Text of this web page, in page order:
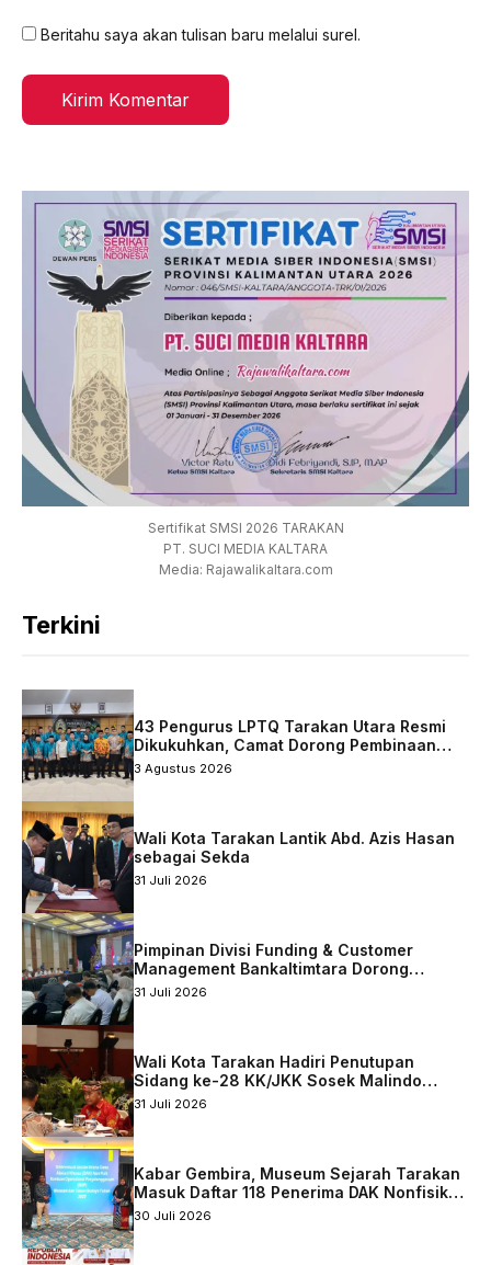
Beritahu saya akan tulisan baru melalui surel.
Sertifikat SMSI 2026 TARAKAN
PT. SUCI MEDIA KALTARA
Media: Rajawalikaltara.com
Terkini
43 Pengurus LPTQ Tarakan Utara Resmi
Dikukuhkan, Camat Dorong Pembinaan
Qurani Berkelanjutan
3 Agustus 2026
Wali Kota Tarakan Lantik Abd. Azis Hasan
sebagai Sekda
31 Juli 2026
Pimpinan Divisi Funding & Customer
Management Bankaltimtara Dorong
Percepatan Digitalisasi Keuangan di Kota
31 Juli 2026
Wali Kota Tarakan Hadiri Penutupan
Sidang ke-28 KK/JKK Sosek Malindo
Tingkat Kaltara–Sabah
31 Juli 2026
Kabar Gembira, Museum Sejarah Tarakan
Masuk Daftar 118 Penerima DAK Nonfisik
2027
30 Juli 2026